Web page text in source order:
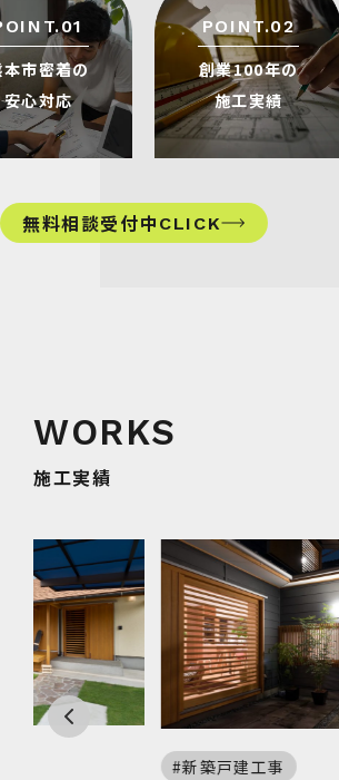
本市密着の
安心対応
POINT.02
創業100年の
施工実績
無料相談受付中 CLICK
施工実績
新築戸建工事